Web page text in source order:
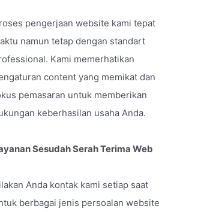
pengerjaan website kami tepat
namun tetap dengan standart
Kami memerhatikan
content yang memikat dan
pemasaran untuk memberikan
keberhasilan usaha Anda.
Sesudah Serah Terima Web
Anda kontak kami setiap saat
berbagai jenis persoalan website